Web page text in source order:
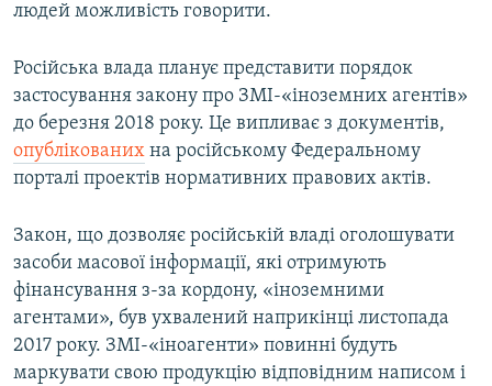
людей можливість говорити.
Російська влада планує представити порядок
застосування закону про ЗМІ-«іноземних агентів»
до березня 2018 року. Це випливає з документів,
опублікованих на російському Федеральному
порталі проектів нормативних правових актів.
Закон, що дозволяє російській владі оголошувати
засоби масової інформації, які отримують
фінансування з-за кордону, «іноземними
агентами», був ухвалений наприкінці листопада
2017 року. ЗМІ-«іноагенти» повинні будуть
маркувати свою продукцію відповідним написом і